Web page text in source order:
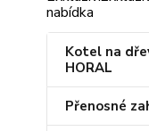
Kotel na
HORAL
Přenosné